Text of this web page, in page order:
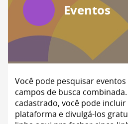
Eventos
Você pode pesquisar
campos de busca
cadastrado, você pode
plataforma e divulgá-los